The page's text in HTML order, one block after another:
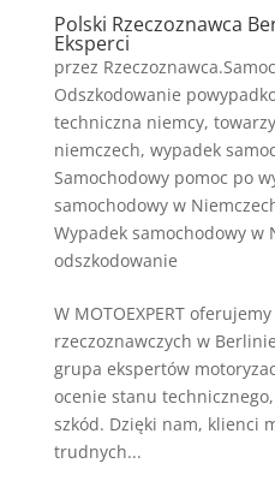
Polski Rzeczoznawca
Eksperci
przez
Odszkodowanie
techniczna niemcy,
niemczech, wypadek
Samochodowy pomoc po
samochodowy w
Wypadek samochodowy w
odszkodowanie
W MOTOEXPERT
rzeczoznawczych w
grupa ekspertów
ocenie stanu
szkód. Dzięki nam, klienci
trudnych...